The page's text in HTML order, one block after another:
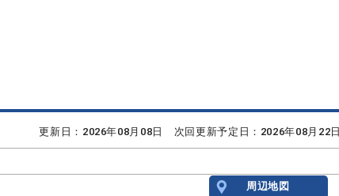
更新日：2026年08月08日 次回更新予定日：2026年08月22日
周辺地図